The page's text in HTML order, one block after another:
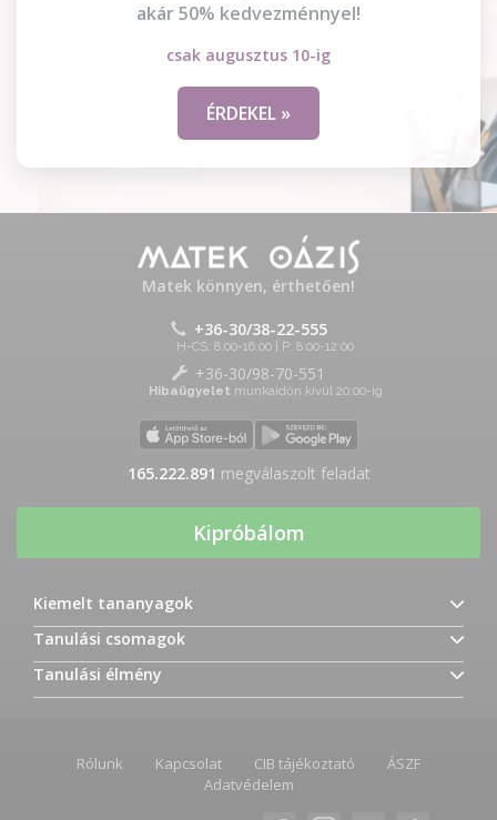
akár 50% kedvezménnyel!
csak augusztus 10-ig
ÉRDEKEL »
Matek könnyen, érthetően!
+36-30/38-22-555
H-CS: 8:00-16:00 | P: 8:00-12:00
+36-30/98-70-551
Hibaügyelet munkaidőn kívül 20:00-ig
165.222.891 megválaszolt feladat
Kipróbálom
Kiemelt tananyagok
Tanulási csomagok
Tanulási élmény
Rólunk Kapcsolat CIB tájékoztató
ÁSZF
Adatvédelem